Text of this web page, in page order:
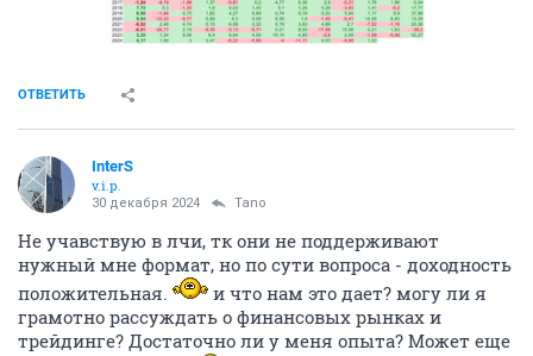
ОТВЕТИТЬ
InterS
v.i.p.
30 декабря 2024 Tano
Не учавствую в лчи, тк они не поддерживают
нужный мне формат, но по сути вопроса - доходность
положительная.
и что нам это дает? могу ли я
грамотно рассуждать о финансовых рынках и
трейдинге? Достаточно ли у меня опыта? Может еще